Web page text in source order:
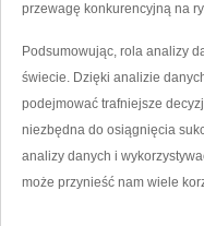
przewagę konkurencyjną na
Podsumowując, rola analizy
świecie. Dzięki analizie
podejmować trafniejsze
niezbędna do osiągnięcia
analizy danych i‌
może przynieść nam wiele